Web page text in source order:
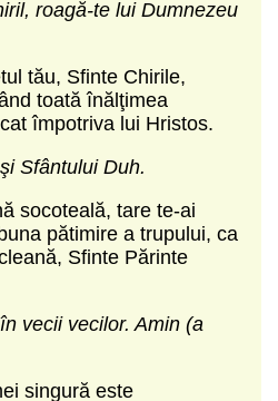
roagă-te lui Dumnezeu
tău, Sfinte Chirile,
toată înălţimea
împotriva lui Hristos.
Sfântului Duh.
socoteală, tare te-ai
pătimire a trupului, ca
Sfinte Părinte
vecii vecilor. Amin (a
singură este